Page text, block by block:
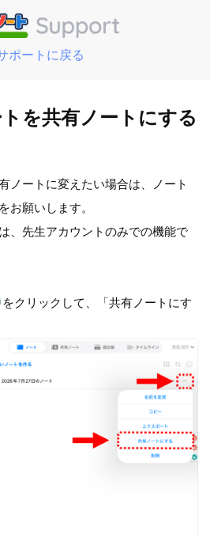
ポートに戻る
を共有ノートにする
ノートに変えたい場合は、ノート
お願いします。
、先生アカウントのみでの機能で
をクリックして、「共有ノートにす